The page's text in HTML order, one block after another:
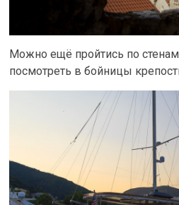
Можно ещё пройтись по
посмотреть в бойницы